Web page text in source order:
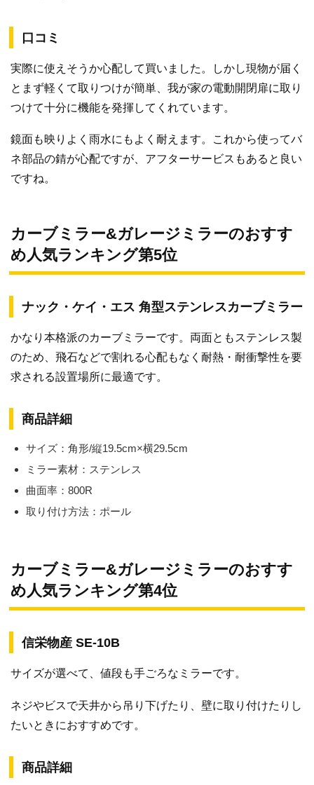
口コミ
実際に使えそうか心配して買いました。しかし現物が届く
とまず軽くて取りつけが簡単、我が家の電動開閉扉に取り
つけて十分に機能を発揮してくれています。
鏡面も映りよく雨水にもよく耐えます。これから使ってバ
ネ部品の錆が心配ですが、アフターサービスもあると良い
ですね。
カーブミラー&ガレージミラーのおすす
め人気ランキング第5位
ナック・ケイ・エス 角型ステンレスカーブミラー
かなり本格派のカーブミラーです。両面ともステンレス製
のため、飛石などで割れる心配もなく耐熱・耐衝撃性を要
求される設置場所に最適です。
商品詳細
サイズ：角形/縦19.5cm×横29.5cm
ミラー素材：ステンレス
曲面率：800R
取り付け方法：ポール
カーブミラー&ガレージミラーのおすす
め人気ランキング第4位
信栄物産 SE-10B
サイズが選べて、値段も手ごろなミラーです。
ネジやビスで天井から吊り下げたり、壁に取り付けたりし
たいときにおすすめです。
商品詳細